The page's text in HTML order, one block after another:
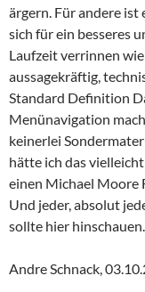
ärgern. Für andere
sich für ein besseres
Laufzeit verrinnen
aussagekräftig,
Standard Definition
Menünavigation
keinerlei
hätte ich das
einen Michael Moore
Und jeder, absolut
sollte hier hinschauen.
Andre Schnack,